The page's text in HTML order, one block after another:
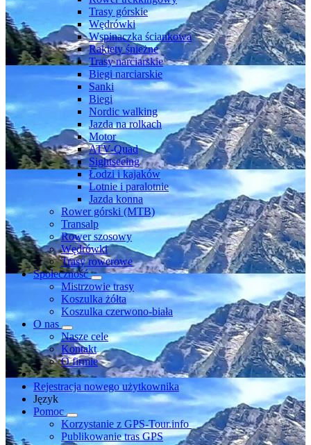
Trasy górskie
Wędrówki
Wspinaczka ściankowa
Rakiety śnieżne
Trasy narciarskie
Biegi narciarskie
Sanki
Biegi
Nordic walking
Jazda na rolkach
Motor
ATV-Quad
Sightseeing
Łodzi i kajaków
Lotnie i paralotnie
Jazda konna
Rower górski (MTB)
Transalp
Rower szosowy
Wędrówki
Trasy rowerowe
Społeczność
Mistrzowie trasy
Koszulka żółta
Koszulka czerwono-biała
O nas
Nasze cele
Kontakt
O firmie
Rejestracja nowego użytkownika
Język
Pomoc
Korzystanie z GPS-Tour.info
Publikowanie tras GPS